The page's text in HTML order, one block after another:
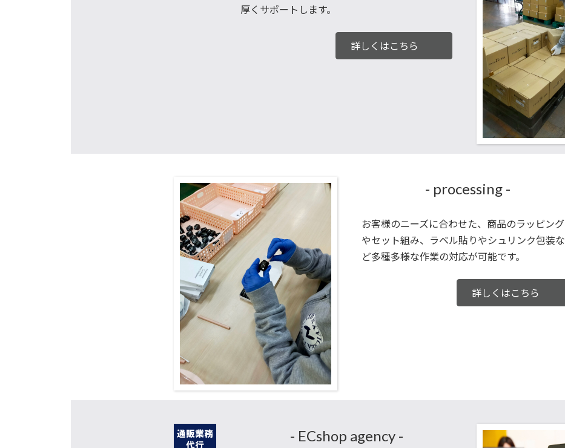
厚くサポートします。
詳しくはこちら
- processing -
お客様のニーズに合わせた、商品のラッピング
やセット組み、ラベル貼りやシュリンク包装な
ど多種多様な作業の対応が可能です。
詳しくはこちら
- ECshop agency -